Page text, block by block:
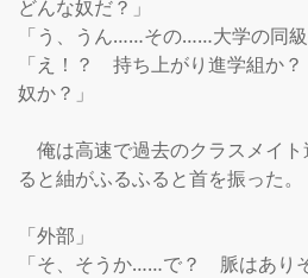
どんな奴だ？」
「う、うん……その……大学の同級
「え！？　持ち上がり進学組か
奴か？」
俺は高速で過去のクラスメイ
ると紬がふるふると首を振った。
「外部」
「そ、そうか……で？　脈はあり